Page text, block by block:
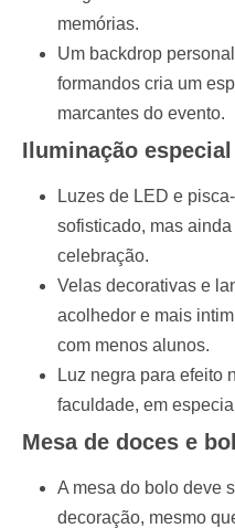
memórias.
Um backdrop
formandos cria um
marcantes do evento.
Iluminação especial
Luzes de LED e
sofisticado, mas
celebração.
Velas decorativas e
acolhedor e mais
com menos alunos.
Luz negra para efeito
faculdade, em
Mesa de doces e
A mesa do bolo deve
decoração, mesmo